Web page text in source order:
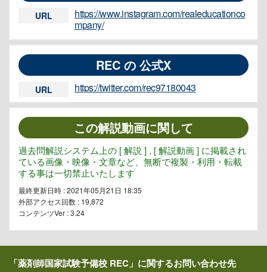
URL
https://www.instagram.com/realeducationco
mpany/
REC の 公式X
URL https://twitter.com/rec97180043
この解説動画に関して
過去問解説システム上の [ 解説 ] , [ 解説動画 ] に掲載され
ている画像・映像・文章など、無断で複製・利用・転載
する事は一切禁止いたします
最終更新日時 : 2021年05月21日 18:35
外部アクセス回数 : 19,872
コンテンツVer : 3.24
「薬剤師国家試験予備校 REC」に関するお問い合わせ先